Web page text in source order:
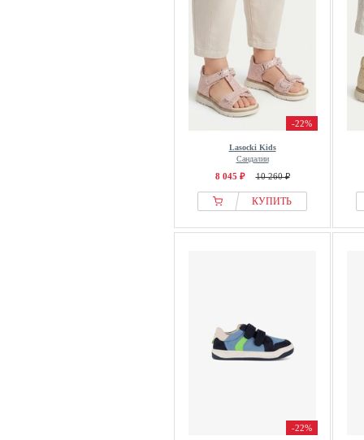
-22%
Lasocki Kids
Сандалии
8 045 ₽ 10 260 ₽
КУПИТЬ
-22%